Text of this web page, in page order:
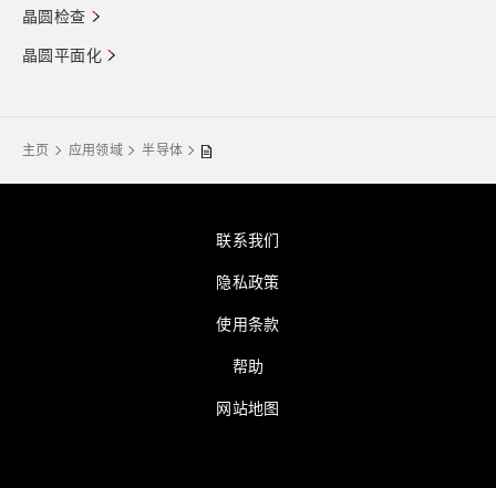
晶圆检查
晶圆平面化
主页 应用领域 半导体
联系我们
隐私政策
使用条款
帮助
网站地图